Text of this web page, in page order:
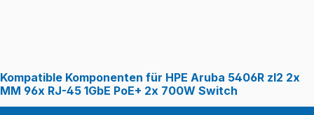
Kompatible Komponenten für HPE Aruba 5406R zl2 2x
MM 96x RJ-45 1GbE PoE+ 2x 700W Switch